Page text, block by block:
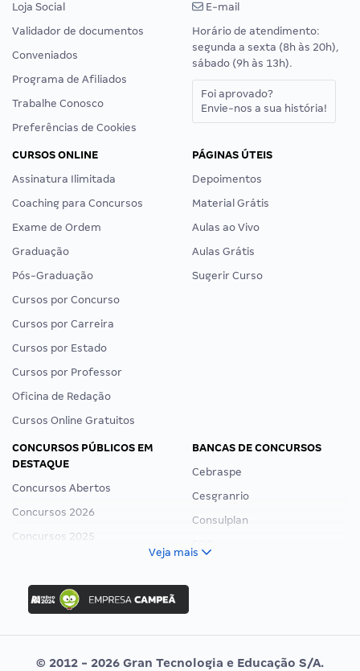
Loja Social
Validador de documentos
Conveniados
Programa de Afiliados
Trabalhe Conosco
Preferências de Cookies
E-mail
Horário de atendimento:
segunda a sexta (8h às 20h),
sábado (9h às 13h).
Foi aprovado?
Envie-nos a sua história!
CURSOS ONLINE
Assinatura Ilimitada
Coaching para Concursos
Exame de Ordem
Graduação
Pós-Graduação
Cursos por Concurso
Cursos por Carreira
Cursos por Estado
Cursos por Professor
Oficina de Redação
Cursos Online Gratuitos
PÁGINAS ÚTEIS
Depoimentos
Material Grátis
Aulas ao Vivo
Aulas Grátis
Sugerir Curso
CONCURSOS PÚBLICOS EM
DESTAQUE
Concursos Abertos
Concursos 2026
Concursos 2025
Concurso Ibama
Concurso MPU
Editais publicados
BANCAS DE CONCURSOS
Cebraspe
Cesgranrio
Consulplan
Vunesp
Veja mais
© 2012 - 2026 Gran Tecnologia e Educação S/A.